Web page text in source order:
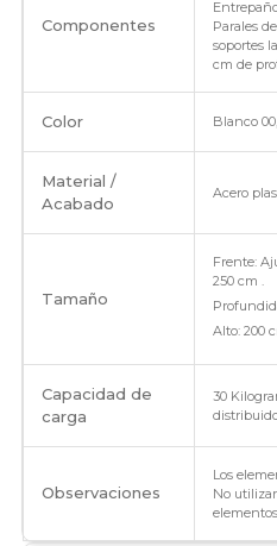
Componentes
Parales
soportes
cm de
Color Blanco
Material /
Acabado
Acero
Tamaño
Frente:
250 cm .
Alto: 200
Capacidad de
carga
30
Observaciones
Los
No